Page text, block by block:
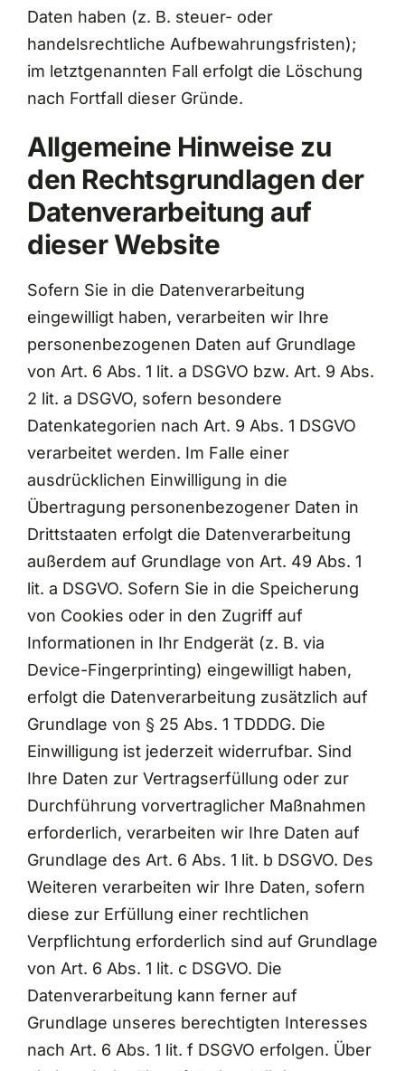
Daten haben (z. B. steuer- oder
handelsrechtliche Aufbewahrungsfristen);
im letztgenannten Fall erfolgt die Löschung
nach Fortfall dieser Gründe.
Allgemeine Hinweise zu
den Rechtsgrundlagen der
Datenverarbeitung auf
dieser Website
Sofern Sie in die Datenverarbeitung
eingewilligt haben, verarbeiten wir Ihre
personenbezogenen Daten auf Grundlage
von Art. 6 Abs. 1 lit. a DSGVO bzw. Art. 9 Abs.
2 lit. a DSGVO, sofern besondere
Datenkategorien nach Art. 9 Abs. 1 DSGVO
verarbeitet werden. Im Falle einer
ausdrücklichen Einwilligung in die
Übertragung personenbezogener Daten in
Drittstaaten erfolgt die Datenverarbeitung
außerdem auf Grundlage von Art. 49 Abs. 1
lit. a DSGVO. Sofern Sie in die Speicherung
von Cookies oder in den Zugriff auf
Informationen in Ihr Endgerät (z. B. via
Device-Fingerprinting) eingewilligt haben,
erfolgt die Datenverarbeitung zusätzlich auf
Grundlage von § 25 Abs. 1 TDDDG. Die
Einwilligung ist jederzeit widerrufbar. Sind
Ihre Daten zur Vertragserfüllung oder zur
Durchführung vorvertraglicher Maßnahmen
erforderlich, verarbeiten wir Ihre Daten auf
Grundlage des Art. 6 Abs. 1 lit. b DSGVO. Des
Weiteren verarbeiten wir Ihre Daten, sofern
diese zur Erfüllung einer rechtlichen
Verpflichtung erforderlich sind auf Grundlage
von Art. 6 Abs. 1 lit. c DSGVO. Die
Datenverarbeitung kann ferner auf
Grundlage unseres berechtigten Interesses
nach Art. 6 Abs. 1 lit. f DSGVO erfolgen. Über